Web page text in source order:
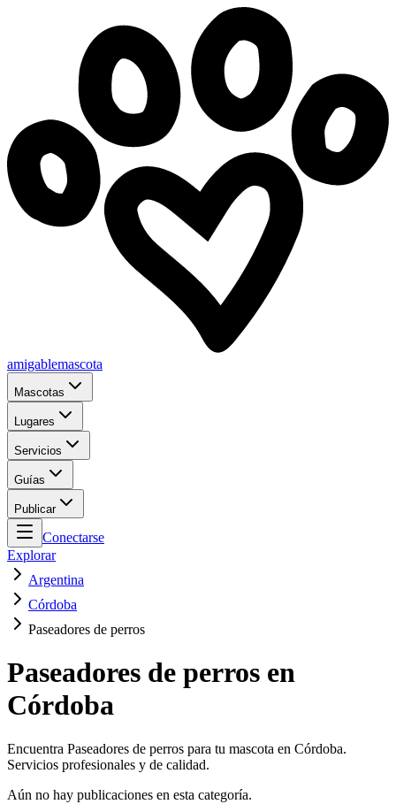
amigablemascota
Mascotas
Lugares
Servicios
Guías
Publicar
Conectarse
Explorar
Argentina
Córdoba
Paseadores de perros
Paseadores de perros en
Córdoba
Encuentra Paseadores de perros para tu mascota en Córdoba.
Servicios profesionales y de calidad.
Aún no hay publicaciones en esta categoría.